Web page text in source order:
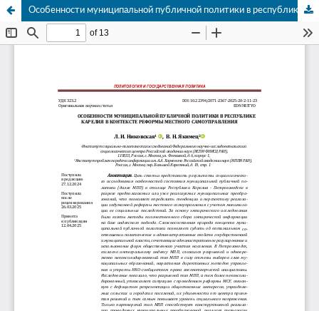
Особенности муниципальной публичной политики в республике Карелия в контексте реформы местного самоуправления